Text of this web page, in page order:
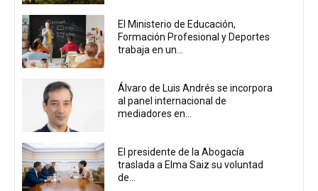
El Ministerio de Educación,
Formación Profesional y Deportes
trabaja en un...
Álvaro de Luis Andrés se incorpora
al panel internacional de
mediadores en...
El presidente de la Abogacía
traslada a Elma Saiz su voluntad
de...